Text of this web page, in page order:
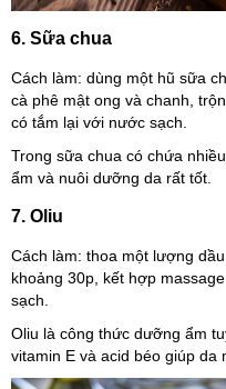
6. Sữa chua
Cách làm: dùng một hũ sữa
cà phê mật ong và chanh,
có tắm lại với nước sạch.
Trong sữa chua có chứa
ẩm và nuôi dưỡng da rất tốt.
7. Oliu
Cách làm: thoa một lượng
khoảng 30p, kết hợp
sạch.
Oliu là công thức dưỡng ẩm
vitamin E và acid béo giúp da